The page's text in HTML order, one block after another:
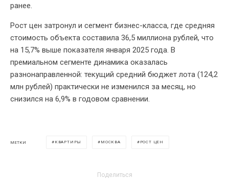
ранее.
Рост цен затронул и сегмент бизнес-класса, где средняя
стоимость объекта составила 36,5 миллиона рублей, что
на 15,7% выше показателя января 2025 года. В
премиальном сегменте динамика оказалась
разнонаправленной: текущий средний бюджет лота (124,2
млн рублей) практически не изменился за месяц, но
снизился на 6,9% в годовом сравнении.
МЕТКИ КВАРТИРЫ МОСКВА РОСТ ЦЕН
Поделиться